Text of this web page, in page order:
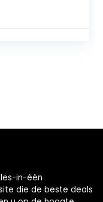
in-één
die de beste deals